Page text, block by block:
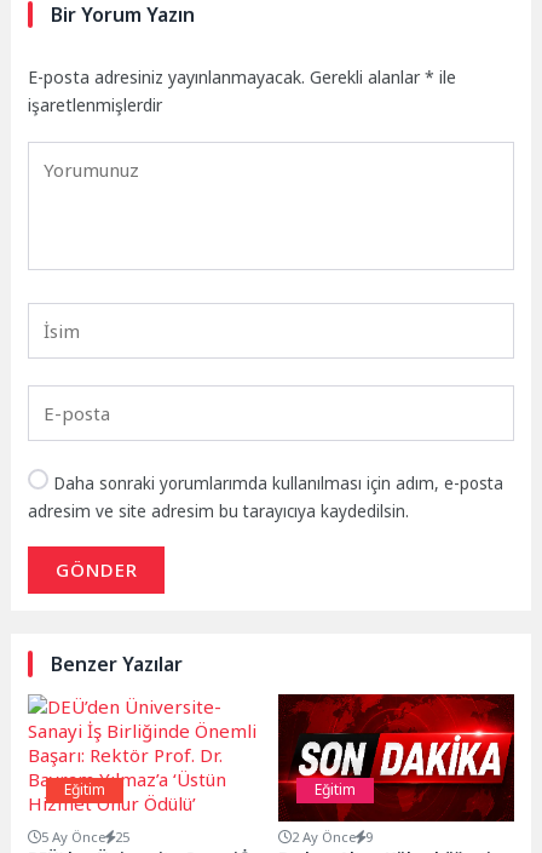
Bir Yorum Yazın
E-posta adresiniz yayınlanmayacak. Gerekli alanlar* ile
işaretlenmişlerdir
Daha sonraki yorumlarımda kullanılması için adım, e-posta
adresim ve site adresim bu tarayıcıya kaydedilsin.
GÖNDER
Benzer Yazılar
Eğitim
5 Ay Önce 25
Eğitim
2 Ay Önce 9